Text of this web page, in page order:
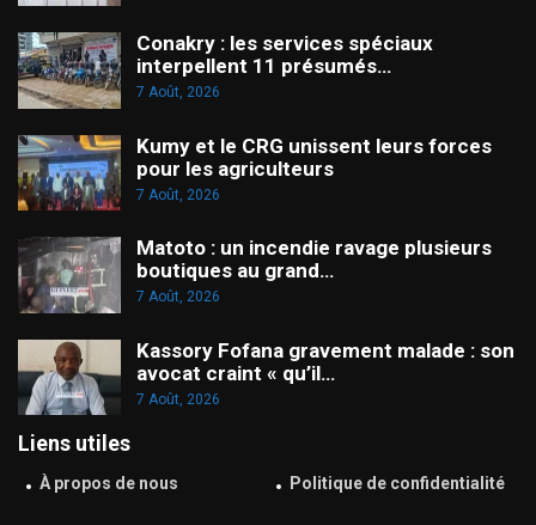
Conakry : les services spéciaux
interpellent 11 présumés…
7 Août, 2026
Kumy et le CRG unissent leurs forces
pour les agriculteurs
7 Août, 2026
Matoto : un incendie ravage plusieurs
boutiques au grand…
7 Août, 2026
Kassory Fofana gravement malade : son
avocat craint « qu’il…
7 Août, 2026
Liens utiles
À propos de nous Politique de confidentialité